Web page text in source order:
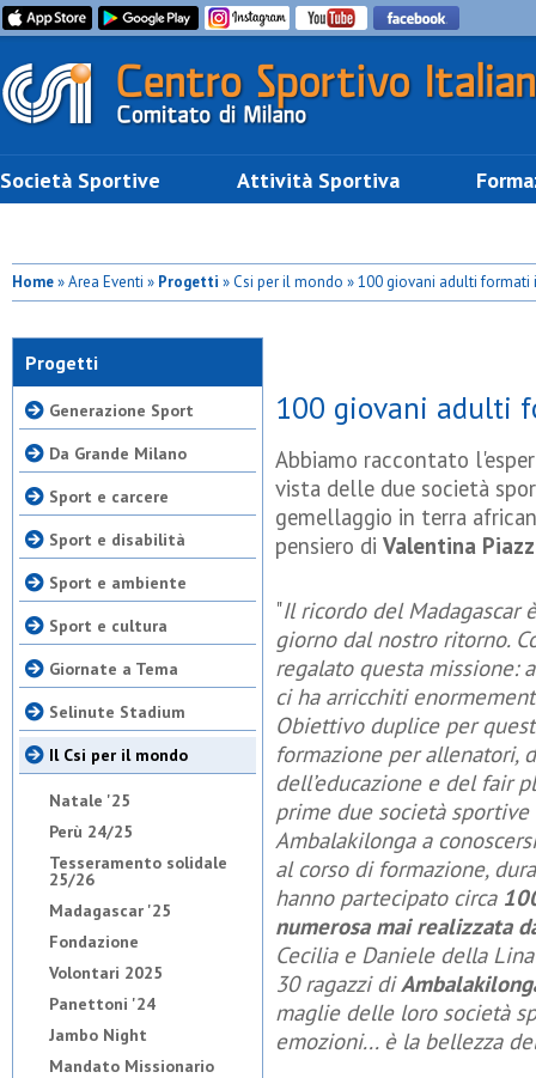
Società Sportive Attività Sportiva
Home» Area Eventi » Progetti » Csi per il mondo » 100 giovani adulti formati
Progetti
Generazione Sport
Da Grande Milano
Sport e carcere
Sport e disabilità
Sport e ambiente
Sport e cultura
Giornate a Tema
Selinute Stadium
Il Csi per il mondo
Natale '25
Perù 24/25
Tesseramento solidale
25/26
Madagascar '25
Fondazione
Volontari 2025
Panettoni '24
Jambo Night
Mandato Missionario
100 giovani adulti
Abbiamo raccontato
vista delle due società
gemellaggio in terra
pensiero di Valentina
"Il ricordo del Madagascar
giorno dal nostro ritorno.
regalato questa missione:
ci ha arricchiti
Obiettivo duplice per
formazione per allenatori,
dell’educazione e del fair
prime due società
Ambalakilonga a
al corso di formazione,
hanno partecipato circa
numerosa mai realizzata
Cecilia e Daniele della
30 ragazzi di
maglie delle loro società
emozioni... è la bellezza